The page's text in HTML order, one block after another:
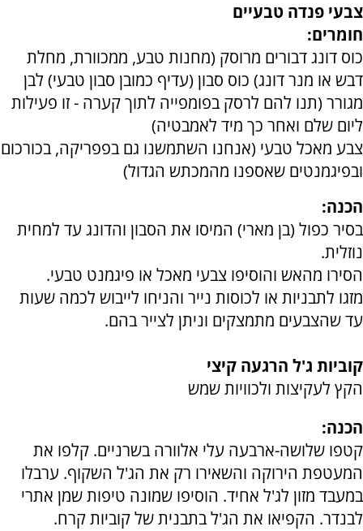
צבעי פנדה טבעיים
חומרים:
כוס דונג דבורים מרוסק (מחנות טבע, ממכוורת, מחלת
דבש או מנר דונג) כוס סבון (עדיף כמובן סבון טבעי) לבן
מגורר (תנו להם לרסק בפומפייה לתוך קערה - זו פעילות
ליום שלם ואחר כך מיד לאמבטיה)
צבע מאכל טבעי (אנחנו השתמשנו גם בפפריקה, בכורכום
ובפיגמנטים שאספנו מהמכתש הגדול)
הכנה:
בסיר כפול (בן מארי) המיסו את הסבון והדונג עד למחית
נוזלית.
הסירו מהאש והוסיפו צבעי מאכל או פיגמנט טבעי.
מזגו לתבניות או לכוסות נייר והניחו לייבוש לכמה שעות
עד שהצבעים מתמצקים וניתן לצייר בהם.
קוביות ג'ל הרגעה קיצי
הקץ לעקיצות ולכוויות שמש
הכנה:
קטפו שלושה-ארבעה עלי אלוורה בשרניים. קלפו את
המעטפת הירוקה והשאירו רק את הג'ל השקוף. ערבלו
במעבד מזון לג'ל אחיד. הוסיפו שמונה טיפות שמן אתרי
לבנדר. הקפיאו את הג'ל בתבנית של קוביות קרח.